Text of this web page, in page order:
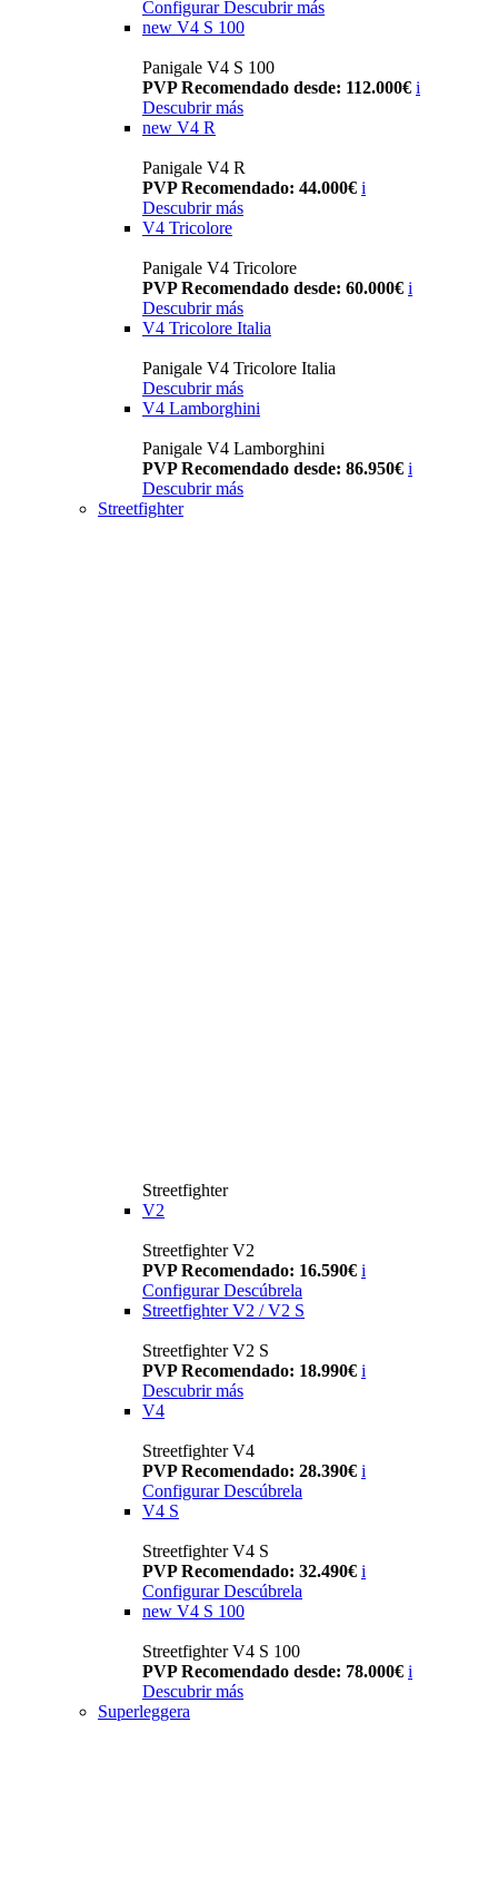
Configurar Descubrir más
new V4 S 100
Panigale V4 S 100
PVP Recomendado desde: 112.000€ i
Descubrir más
new V4 R
Panigale V4 R
PVP Recomendado: 44.000€ i
Descubrir más
V4 Tricolore
Panigale V4 Tricolore
PVP Recomendado desde: 60.000€ i
Descubrir más
V4 Tricolore Italia
Panigale V4 Tricolore Italia
Descubrir más
V4 Lamborghini
Panigale V4 Lamborghini
PVP Recomendado desde: 86.950€ i
Descubrir más
Streetfighter
Streetfighter
V2
Streetfighter V2
PVP Recomendado: 16.590€ i
Configurar Descúbrela
Streetfighter V2 / V2 S
Streetfighter V2 S
PVP Recomendado: 18.990€ i
Descubrir más
V4
Streetfighter V4
PVP Recomendado: 28.390€ i
Configurar Descúbrela
V4 S
Streetfighter V4 S
PVP Recomendado: 32.490€ i
Configurar Descúbrela
new V4 S 100
Streetfighter V4 S 100
PVP Recomendado desde: 78.000€ i
Descubrir más
Superleggera